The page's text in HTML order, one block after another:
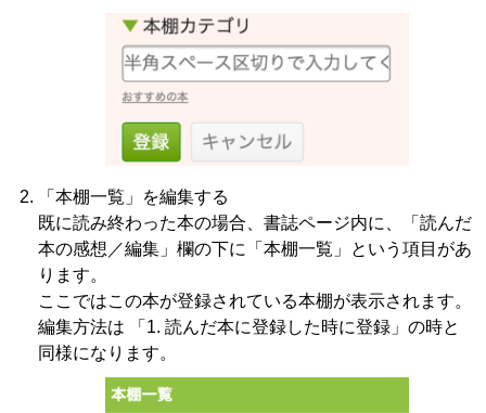
「本棚一覧」を編集する
既に読み終わった本の場合、書誌ページ内に、「読んだ
本の感想／編集」欄の下に「本棚一覧」という項目があ
ります。
ここではこの本が登録されている本棚が表示されます。
編集方法は 「1. 読んだ本に登録した時に登録」の時と
同様になります。